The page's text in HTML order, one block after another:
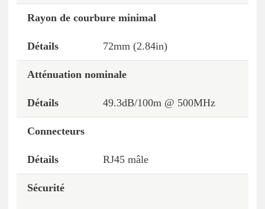
Rayon de courbure minimal
72mm (2.84in)
Atténuation nominale
49.3dB/100m @ 500MHz
Connecteurs
RJ45 mâle
Sécurité